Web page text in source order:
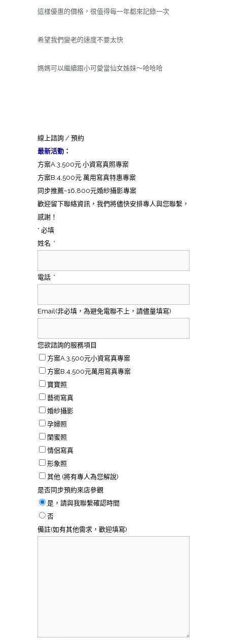
這樣優惠的價格，很值得每一年都來記錄一次
希望我們變老的速度不要太快
媽媽可以繼續跟小可愛當仙女姊妹～哈哈哈
線上諮詢 / 預約
最新活動：
方案A.3,500元 小資寫真照專案
方案B.4,500元 萬用寫真特惠專案
同步推薦~16,800元婚紗攝影專案
歡迎留下聯絡資訊，我們將儘快安排專人與您聯繫，
感謝！
* 必填
姓名 *
電話 *
Email(非必填，為避免電聯不上，請儘量填寫)
您欲諮詢的服務項目
方案A.3,500元小資寫真專案
方案B.4,500元萬用寫真專案
寶寶照
藝術寫真
婚紗攝影
孕婦照
閨蜜照
情侶寫真
形象照
其他 (將有專人為您解說)
是否同步預約來店參觀
是，請與我聯繫確認時間
否
備註(如有其他需求，歡迎填寫)